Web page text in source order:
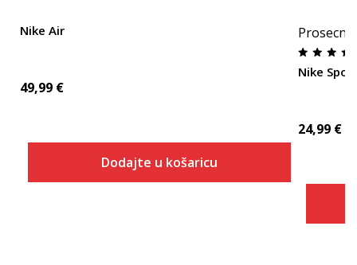
Nike Air
49,99 €
Dodajte u košaricu
Nike
24,99 €